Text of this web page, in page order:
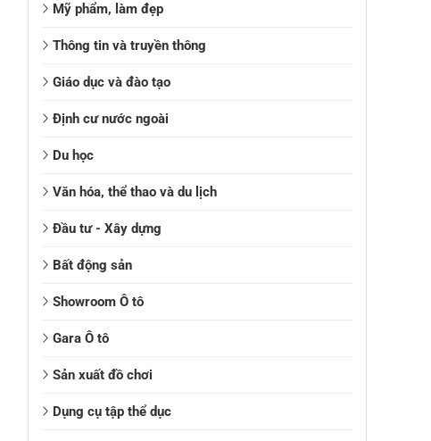
Mỹ phẩm, làm đẹp
Thông tin và truyền thông
Giáo dục và đào tạo
Định cư nước ngoài
Du học
Văn hóa, thể thao và du lịch
Đầu tư - Xây dựng
Bất động sản
Showroom Ô tô
Gara Ô tô
Sản xuất đồ chơi
Dụng cụ tập thể dục